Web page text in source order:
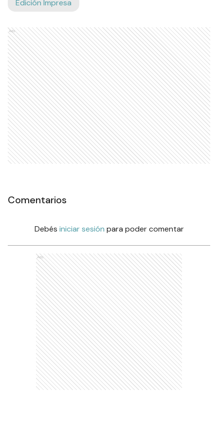
Edición Impresa
Ads
Comentarios
Debés iniciar sesión para poder comentar
Ads